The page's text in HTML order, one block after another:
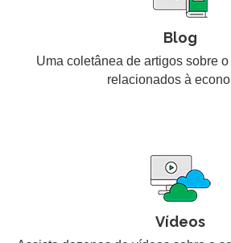
Blog
Uma coletânea de artigos sobre
relacionados à
Vídeos